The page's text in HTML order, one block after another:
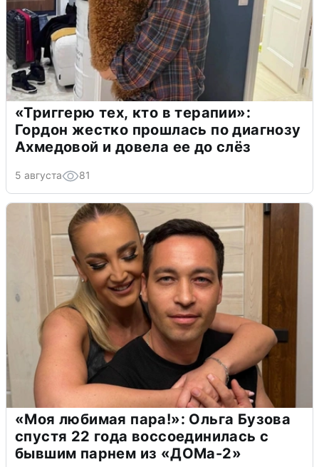
«Триггерю тех, кто в терапии»:
Гордон жестко прошлась по диагнозу
Ахмедовой и довела ее до слёз
5 августа 81
«Моя любимая пара!»: Ольга Бузова
спустя 22 года воссоединилась с
бывшим парнем из «ДОМа-2»